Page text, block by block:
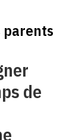
parents
de